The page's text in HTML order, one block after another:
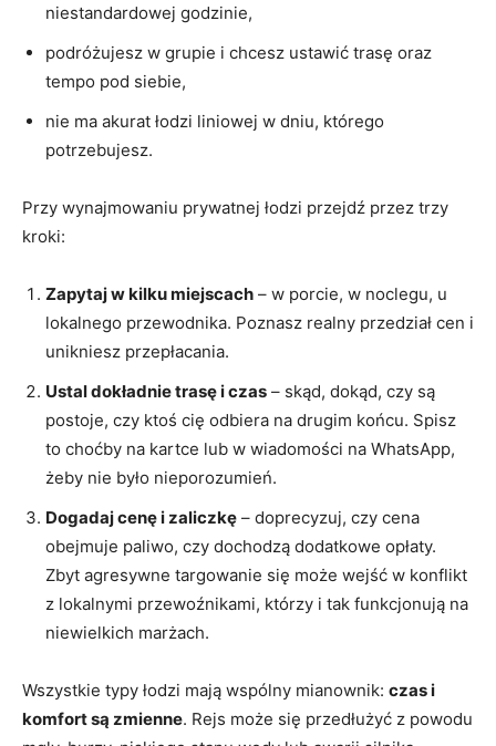
niestandardowej godzinie,
podróżujesz w grupie i chcesz ustawić trasę oraz
tempo pod siebie,
nie ma akurat łodzi liniowej w dniu, którego
potrzebujesz.
Przy wynajmowaniu prywatnej łodzi przejdź przez trzy
kroki:
Zapytaj w kilku miejscach – w porcie, w noclegu, u
lokalnego przewodnika. Poznasz realny przedział cen i
unikniesz przepłacania.
Ustal dokładnie trasę i czas – skąd, dokąd, czy są
postoje, czy ktoś cię odbiera na drugim końcu. Spisz
to choćby na kartce lub w wiadomości na WhatsApp,
żeby nie było nieporozumień.
Dogadaj cenę i zaliczkę – doprecyzuj, czy cena
obejmuje paliwo, czy dochodzą dodatkowe opłaty.
Zbyt agresywne targowanie się może wejść w konflikt
z lokalnymi przewoźnikami, którzy i tak funkcjonują na
niewielkich marżach.
Wszystkie typy łodzi mają wspólny mianownik: czas i
komfort są zmienne. Rejs może się przedłużyć z powodu